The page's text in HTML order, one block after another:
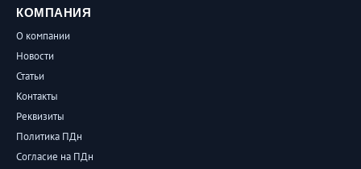
КОМПАНИЯ
О компании
Новости
Статьи
Контакты
Реквизиты
Политика ПДн
Согласие на ПДн